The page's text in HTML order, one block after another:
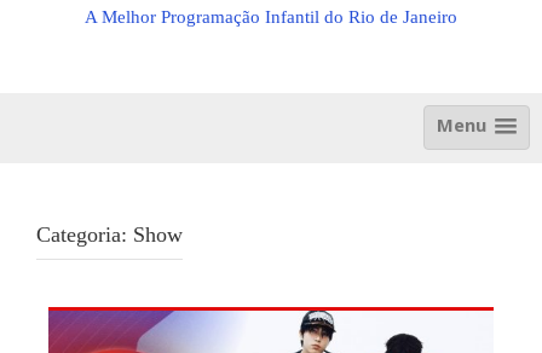
A Melhor Programação Infantil do Rio de Janeiro
Menu
Categoria: Show